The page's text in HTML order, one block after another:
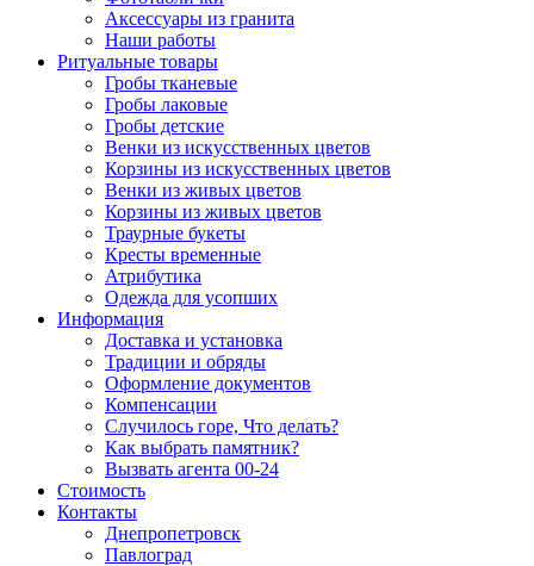
Аксессуары из гранита
Наши работы
Ритуальные товары
Гробы тканевые
Гробы лаковые
Гробы детские
Венки из искусственных цветов
Корзины из искусственных цветов
Венки из живых цветов
Корзины из живых цветов
Траурные букеты
Кресты временные
Атрибутика
Одежда для усопших
Информация
Доставка и установка
Традиции и обряды
Оформление документов
Компенсации
Случилось горе, Что делать?
Как выбрать памятник?
Вызвать агента 00-24
Стоимость
Контакты
Днепропетровск
Павлоград